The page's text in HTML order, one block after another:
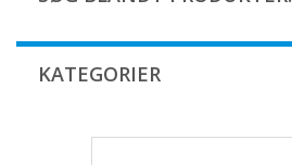
KATEGORIER